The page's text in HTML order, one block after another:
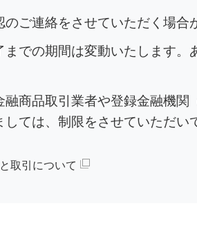
ご連絡をさせていただく場合
での期間は変動いたします。
商品取引業者や登録金融機関
ては、制限をさせていただい
取引について